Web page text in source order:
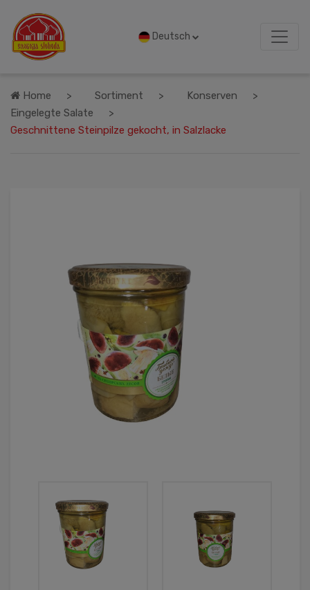
Deutsch
Home Sortiment
Konserven
Eingelegte Salate
Geschnittene Steinpilze gekocht, in Salzlacke